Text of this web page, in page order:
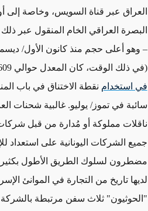
العراق عبر قناة السويس، وخاصة إلى
(في ذلك الوقت، كان المعدل حوالي 609 ألف برميل يومياً). يظهر هذا أن بعض الشاحنين
في استخدام نقطة الاختناق في باب
سائبة في تموز/ يوليو. غالبية شحنات
ناقلات مملوكة أو مُدارة من قبل
جميع الشركات اليونانية على استعداد
مضطرون لسلوك الطريق الأطول بكثير
"الحوثيون" ثلاث سفن مرتبطة بالشركة